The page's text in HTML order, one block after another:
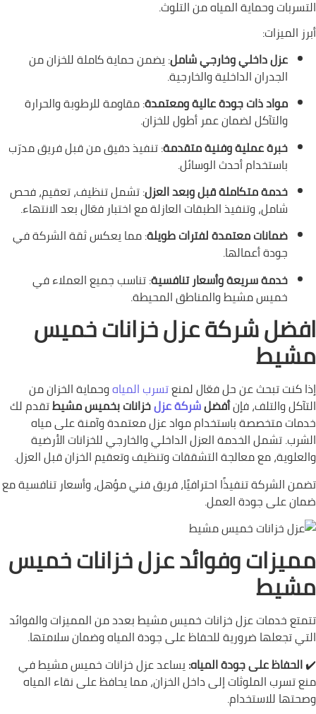
التسربات وحماية المياه من التلوث.
أبرز الميزات:
عزل داخلي وخارجي شامل: يضمن حماية كاملة للخزان من
الجدران الداخلية والخارجية.
مواد ذات جودة عالية ومعتمدة: مقاومة للرطوبة والحرارة
والتآكل لضمان عمر أطول للخزان.
خبرة عملية وفنية متقدمة: تنفيذ دقيق من قبل فريق مدرّب
باستخدام أحدث الوسائل.
خدمة متكاملة قبل وبعد العزل: تشمل تنظيف، تعقيم، فحص
شامل، وتنفيذ الطبقات العازلة مع اختبار فعّال بعد الانتهاء.
ضمانات معتمدة لفترات طويلة: مما يعكس ثقة الشركة في
جودة أعمالها.
خدمة سريعة وأسعار تنافسية: تناسب جميع العملاء في
خميس مشيط والمناطق المحيطة.
افضل شركة عزل خزانات خميس
مشيط
إذا كنت تبحث عن حل فعّال لمنعتسرب المياهوحماية الخزان من
التآكل والتلف، فإنأفضلشركة عزلخزانات بخميس مشيطتقدم لك
خدمات متخصصة باستخدام مواد عزل معتمدة وآمنة على مياه
الشرب. تشمل الخدمة العزل الداخلي والخارجي للخزانات الأرضية
والعلوية، مع معالجة التشققات وتنظيف وتعقيم الخزان قبل العزل.
تضمن الشركة تنفيذًا احترافيًا، فريق فني مؤهل، وأسعار تنافسية مع
ضمان على جودة العمل.
مميزات وفوائد عزل خزانات خميس
مشيط
تتمتع خدمات عزل خزانات خميس مشيط بعدد من المميزات والفوائد
التي تجعلها ضرورية للحفاظ على جودة المياه وضمان سلامتها.
✔️الحفاظ على جودة المياه: يساعد عزل خزانات خميس مشيط في
منع تسرب الملوثات إلى داخل الخزان، مما يحافظ على نقاء المياه
وصحتها للاستخدام.